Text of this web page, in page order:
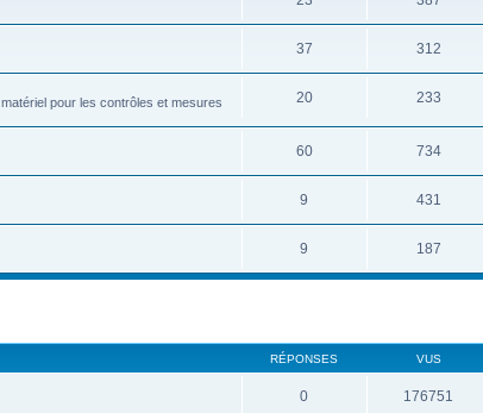
37 312
pour les contrôles et mesures
20 233
60 734
9 431
9 187
RÉPONSES VUS
0 176751